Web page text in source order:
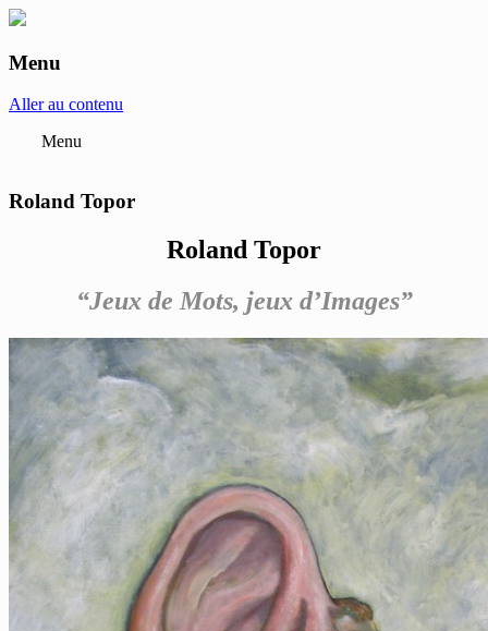
anne-marie et roland pallade galerie art
contemporain Lyon
Menu
Aller au contenu
Menu
Roland Topor
Roland Topor
“Jeux de Mots, jeux d’Images”